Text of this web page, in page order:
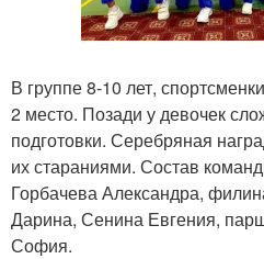
В группе 8-10 лет,
2 место. Позади у девочек
подготовки. Серебряная
их стараниями. Состав
Горбачева Александра,
Дарина, Сенина Евгения,
София.